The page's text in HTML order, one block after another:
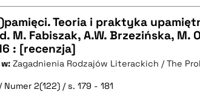
TEKST
Teoria i praktyka
M. Fabiszak, A.W. Brzezińska, M.
: [recenzja]
Zagadnienia Rodzajów Literackich / The
Numer 2(122) / s. 179 - 181